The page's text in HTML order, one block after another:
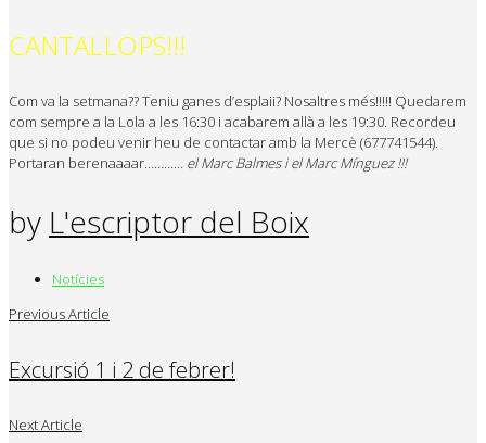
CANTALLOPS!!!
Com va la setmana?? Teniu ganes d’esplaii? Nosaltres més!!!!! Quedarem
com sempre a la Lola a les 16:30 i acabarem allà a les 19:30. Recordeu
que si no podeu venir heu de contactar amb la Mercè (677741544).
Portaran berenaaaar………… el Marc Balmes i el Marc Mínguez !!!
by L'escriptor del Boix
Notícies
Previous Article
Excursió 1 i 2 de febrer!
Next Article